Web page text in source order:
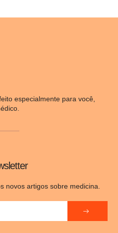
novos artigos sobre medicina.
especialmente para você,